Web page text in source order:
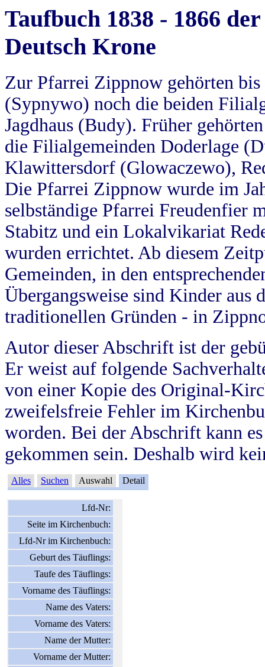
Taufbuch 1838 - 1866
Deutsch Krone
Zur Pfarrei Zippnow gehörten
(Sypnywo) noch die beiden
Jagdhaus (Budy). Früher
die Filialgemeinden Doderlage
Klawittersdorf (Glowaczewo),
Die Pfarrei Zippnow wurde im
selbständige Pfarrei Freudenfier
Stabitz und ein Lokalvikariat
wurden errichtet. Ab diesem
Gemeinden, in den
Übergangsweise sind Kinder aus
traditionellen Gründen - in
Autor dieser Abschrift ist der
Er weist auf folgende
von einer Kopie des Original-
zweifelsfreie Fehler im
worden. Bei der Abschrift kann
gekommen sein. Deshalb wird
Alles Suchen Auswahl Detail
Lfd-Nr:
Seite im Kirchenbuch:
Lfd-Nr im Kirchenbuch:
Geburt des Täuflings:
Taufe des Täuflings:
Vorname des Täuflings:
Name des Vaters:
Vorname des Vaters:
Name der Mutter:
Vorname der Mutter: